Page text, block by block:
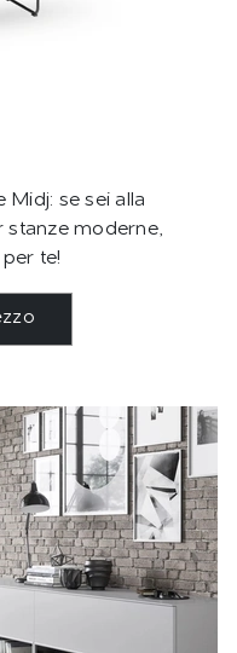
Midj: se sei alla
stanze moderne,
te!